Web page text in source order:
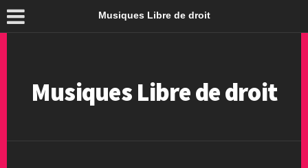
Musiques Libre de droit
Musiques Libre de droit